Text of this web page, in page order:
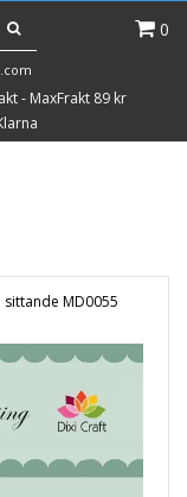
0
- MaxFrakt 89 kr
MD0055